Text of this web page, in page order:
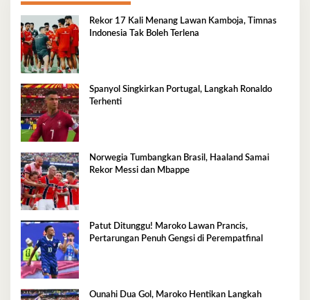
Rekor 17 Kali Menang Lawan Kamboja, Timnas
Indonesia Tak Boleh Terlena
Spanyol Singkirkan Portugal, Langkah Ronaldo
Terhenti
Norwegia Tumbangkan Brasil, Haaland Samai
Rekor Messi dan Mbappe
Patut Ditunggu! Maroko Lawan Prancis,
Pertarungan Penuh Gengsi di Perempatfinal
Ounahi Dua Gol, Maroko Hentikan Langkah